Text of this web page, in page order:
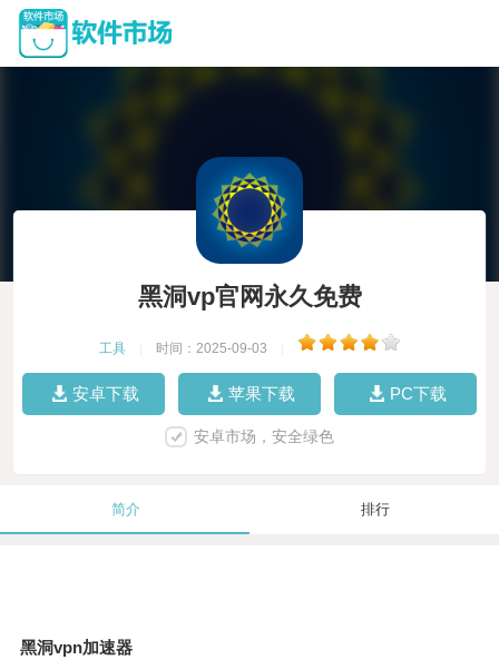
黑洞vp官网永久免费
工具 时间：2025-09-03
安卓下载 苹果下载 PC下载
安卓市场，安全绿色
简介 排行
黑洞vpn加速器